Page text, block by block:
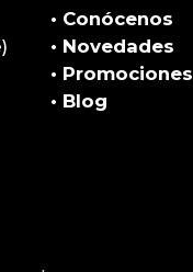
• Conócenos
• Novedades
• Promociones
• Blog